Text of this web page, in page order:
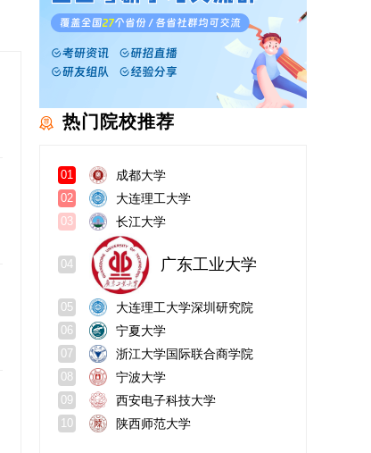
热门院校推荐
01 成都大学
02 大连理工大学
03 长江大学
04 广东工业大学
05 大连理工大学深圳研究院
06 宁夏大学
07 浙江大学国际联合商学院
08 宁波大学
09 西安电子科技大学
10 陕西师范大学